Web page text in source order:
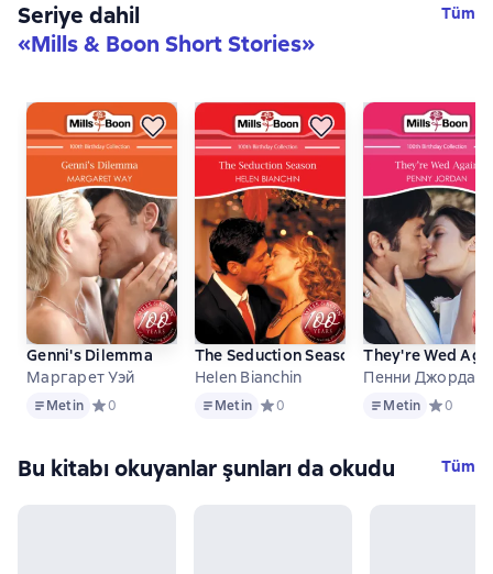
Seriye dahil
«Mills & Boon Short Stories»
Tüm
Genni's Dilemma
Маргарет Уэй
MetinMetin Средний рейтинг 0 на основе 0 оценок
0
The Seduction Season
Helen Bianchin
MetinMetin Средний рейтинг 0 на основе 0
0
They're Wed
Пенни Джордан
MetinMetin Средний
0
Bu kitabı okuyanlar şunları da okudu Tüm